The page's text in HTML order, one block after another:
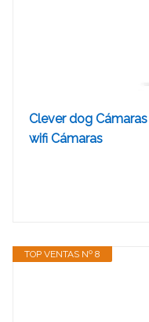
Clever dog
wifi Cámaras
TOP VENTAS Nº 8